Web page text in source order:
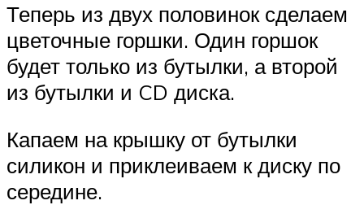
Теперь из двух половинок сделаем
цветочные горшки. Один горшок
будет только из бутылки, а второй
из бутылки и CD диска.
Капаем на крышку от бутылки
силикон и приклеиваем к диску по
середине.